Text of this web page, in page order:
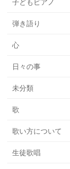
子どもピアノ
弾き語り
心
日々の事
未分類
歌
歌い方について
生徒歌唱